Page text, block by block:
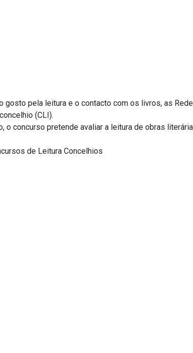
gosto pela leitura e o contacto com os livros, as
(CLI).
o concurso pretende avaliar a leitura de obras
de Leitura Concelhios